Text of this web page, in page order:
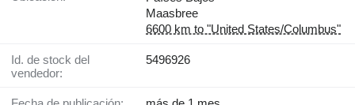
Maasbree
6600 km to "United States/Columbus"
Id. de stock del
vendedor:
5496926